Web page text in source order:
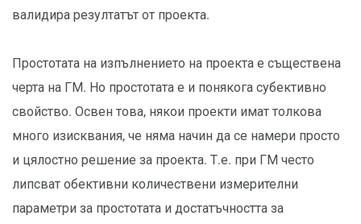
валидира резултатът от проекта.
Простотата на изпълнението на проекта е съществена
черта на ГМ. Но простотата е и понякога субективно
свойство. Освен това, някои проекти имат толкова
много изисквания, че няма начин да се намери просто
и цялостно решение за проекта. Т.е. при ГМ често
липсват обективни количествени измерителни
параметри за простотата и достатъчността за